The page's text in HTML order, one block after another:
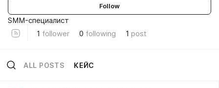
Follow
SMM-специалист
1 follower 0 following 1 post
ALL POSTS КЕЙС